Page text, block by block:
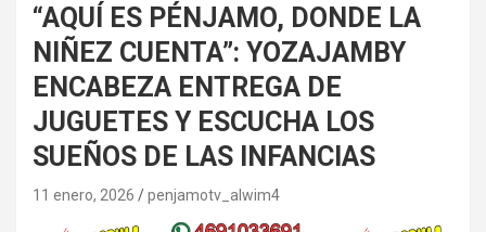
“AQUÍ ES PÉNJAMO, DONDE LA
NIÑEZ CUENTA”: YOZAJAMBY
ENCABEZA ENTREGA DE
JUGUETES Y ESCUCHA LOS
SUEÑOS DE LAS INFANCIAS
11 enero, 2026 penjamotv_alwim4